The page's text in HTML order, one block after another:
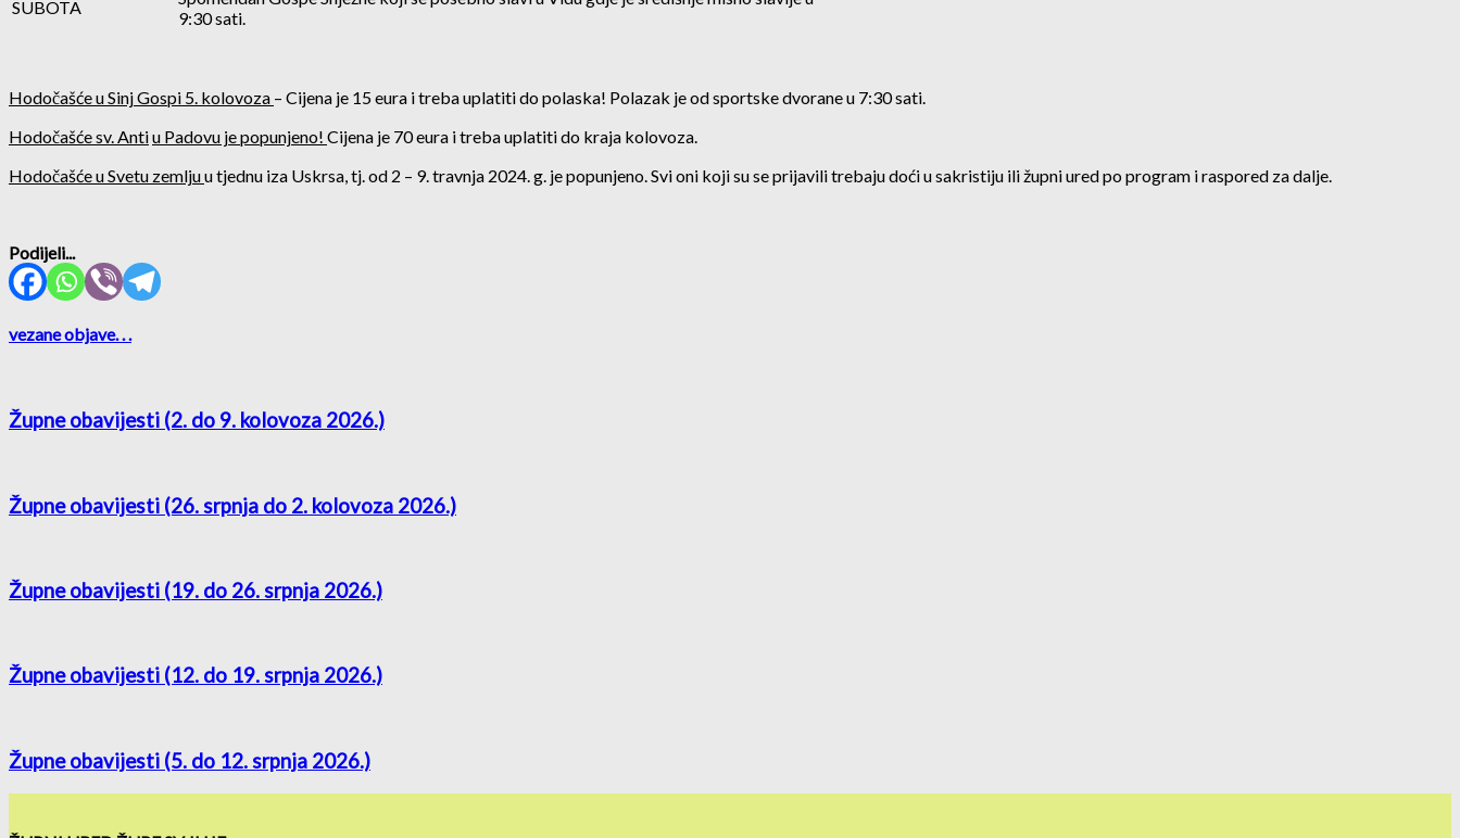
SUBOTA
9:30 sati.
Hodočašće u Sinj Gospi 5. kolovoza – Cijena je 15 eura i treba uplatiti do polaska! Polazak je od sportske dvorane u 7:30 sati.
Hodočašće sv. Antiu Padovu je popunjeno! Cijena je 70 eura i treba uplatiti do kraja kolovoza.
Hodočašće u Svetu zemljuu tjednu iza Uskrsa, tj. od 2 – 9. travnja 2024. g. je popunjeno. Svi oni koji su se prijavili trebaju doći u sakristiju ili župni ured po program i raspored za dalje.
Podijeli...
vezane objave. . .
Župne obavijesti (2. do 9. kolovoza 2026.)
Župne obavijesti (26. srpnja do 2. kolovoza 2026.)
Župne obavijesti (19. do 26. srpnja 2026.)
Župne obavijesti (12. do 19. srpnja 2026.)
Župne obavijesti (5. do 12. srpnja 2026.)